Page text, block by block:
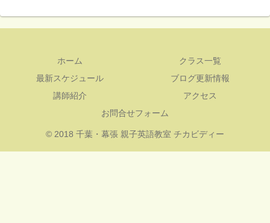
ホーム
クラス一覧
最新スケジュール
ブログ更新情報
講師紹介
アクセス
お問合せフォーム
© 2018 千葉・幕張 親子英語教室 チカビディー